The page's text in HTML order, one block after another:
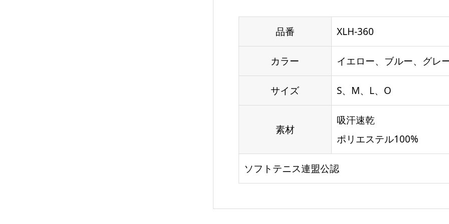
品番 XLH-360
カラー イエロー、ブルー、グレ
サイズ S、M、L、O
素材
吸汗速乾
ポリエステル100%
ソフトテニス連盟公認